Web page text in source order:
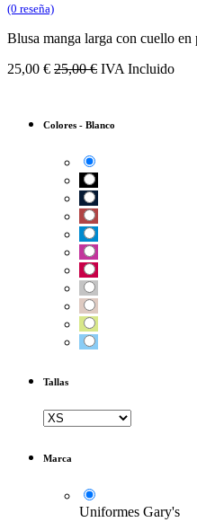
(0 reseña)
Blusa manga larga con cuello
25,00 € 25,00€ IVA Incluido
Colores - Blanco
Tallas
Marca
Uniformes Gary's